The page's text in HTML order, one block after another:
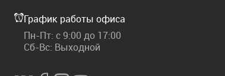
График работы офиса
Пн-Пт: с 9:00 до 17:00
Сб-Вс: Выходной